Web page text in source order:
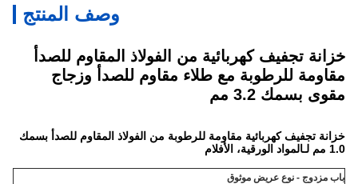
وصف المنتج
خزانة تجفيف كهربائية من الفولاذ المقاوم للصدأ
مقاومة للرطوبة مع طلاء مقاوم للصدأ وزجاج
مقوى بسمك 3.2 مم
خزانة تجفيف كهربائية مقاومة للرطوبة من الفولاذ المقاوم للصدأ بسمك
1.0 مم لـ
المواد الورقية، الأفلام
باب مزدوج - نوع عريض موثوق